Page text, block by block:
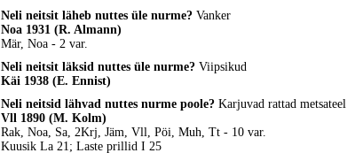
Neli neitsit läheb nuttes üle nurme? Vanker
Noa 1931 (R. Almann)
Mär, Noa - 2 var.
Neli neitsit läksid nuttes üle nurme? Viipsikud
Käi 1938 (E. Ennist)
Neli neitsid lähvad nuttes nurme poole? Karjuvad rattad metsateel
Vll 1890 (M. Kolm)
Rak, Noa, Sa, 2Krj, Jäm, Vll, Pöi, Muh, Tt - 10 var.
Kuusik La 21; Laste prillid I 25